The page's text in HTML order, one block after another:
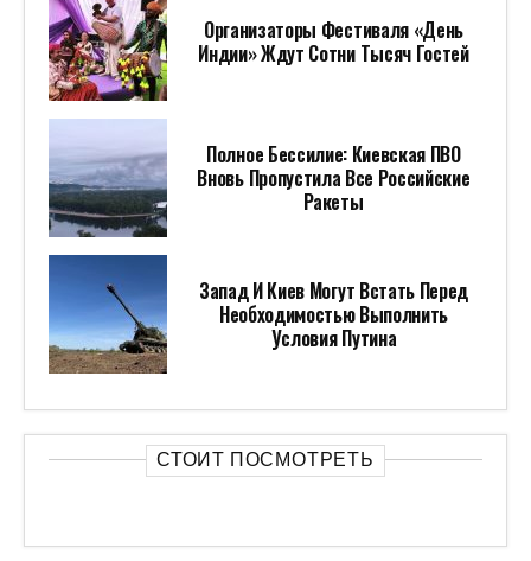
Организаторы Фестиваля «День
Индии» Ждут Сотни Тысяч Гостей
Полное Бессилие: Киевская ПВО
Вновь Пропустила Все Российские
Ракеты
Запад И Киев Могут Встать Перед
Необходимостью Выполнить
Условия Путина
СТОИТ ПОСМОТРЕТЬ